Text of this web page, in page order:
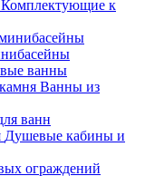
Комплектующие к
ванны
Ванны из
ванн
Душевые кабины и